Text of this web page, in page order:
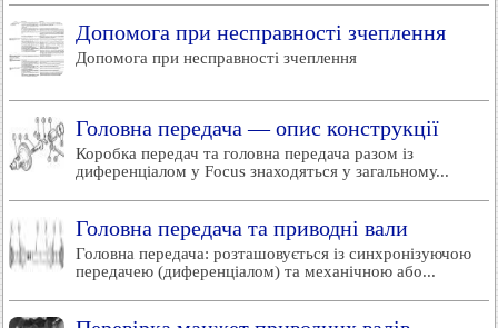
Допомога при несправності зчеплення
Допомога при несправності зчеплення
Головна передача — опис конструкції
Коробка передач та головна передача разом із
диференціалом у Focus знаходяться у загальному...
Головна передача та приводні вали
Головна передача: розташовується із синхронізуючою
передачею (диференціалом) та механічною або...